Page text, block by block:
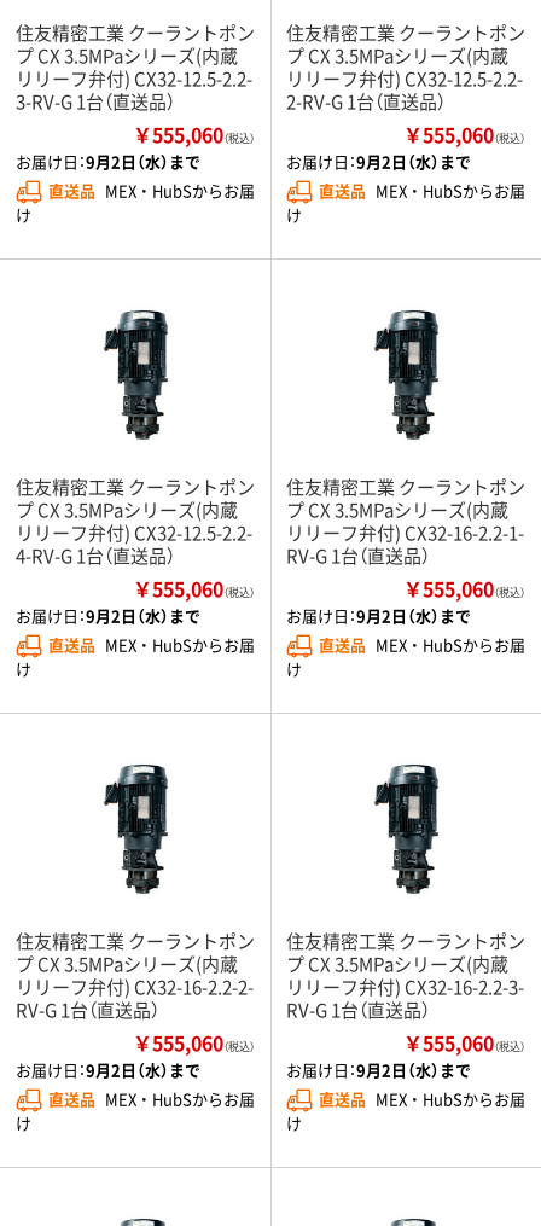
住友精密工業 クーラントポン
プ CX 3.5MPaシリーズ(内蔵
リリーフ弁付) CX32-12.5-2.2-
3-RV-G 1台（直送品）
￥555,060（税込）
お届け日：9月2日（水）まで
直送品 MEX ・ HubSからお届
け
住友精密工業 クーラントポン
プ CX 3.5MPaシリーズ(内蔵
リリーフ弁付) CX32-12.5-2.2-
2-RV-G 1台（直送品）
￥555,060（税込）
お届け日：9月2日（水）まで
直送品 MEX ・ HubSからお届
け
住友精密工業 クーラントポン
プ CX 3.5MPaシリーズ(内蔵
リリーフ弁付) CX32-12.5-2.2-
4-RV-G 1台（直送品）
￥555,060（税込）
お届け日：9月2日（水）まで
直送品 MEX ・ HubSからお届
け
住友精密工業 クーラントポン
プ CX 3.5MPaシリーズ(内蔵
リリーフ弁付) CX32-16-2.2-1-
RV-G 1台（直送品）
￥555,060（税込）
お届け日：9月2日（水）まで
直送品 MEX ・ HubSからお届
け
住友精密工業 クーラントポン
プ CX 3.5MPaシリーズ(内蔵
リリーフ弁付) CX32-16-2.2-2-
RV-G 1台（直送品）
￥555,060（税込）
お届け日：9月2日（水）まで
直送品 MEX ・ HubSからお届
け
住友精密工業 クーラントポン
プ CX 3.5MPaシリーズ(内蔵
リリーフ弁付) CX32-16-2.2-3-
RV-G 1台（直送品）
￥555,060（税込）
お届け日：9月2日（水）まで
直送品 MEX ・ HubSからお届
け